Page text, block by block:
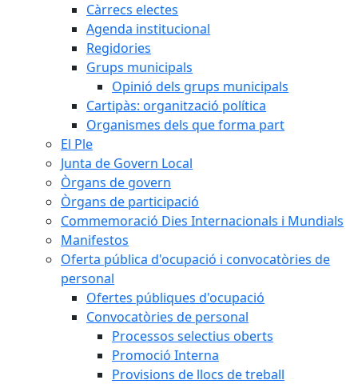
Càrrecs electes
Agenda institucional
Regidories
Grups municipals
Opinió dels grups municipals
Cartipàs: organització política
Organismes dels que forma part
El Ple
Junta de Govern Local
Òrgans de govern
Òrgans de participació
Commemoració Dies Internacionals i Mundials
Manifestos
Oferta pública d'ocupació i convocatòries de
personal
Ofertes públiques d'ocupació
Convocatòries de personal
Processos selectius oberts
Promoció Interna
Provisions de llocs de treball